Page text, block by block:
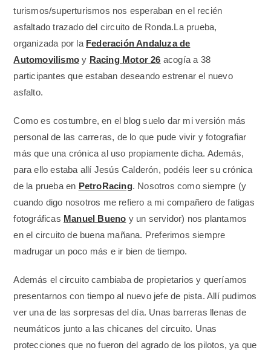
turismos/superturismos nos esperaban en el recién
asfaltado trazado del circuito de Ronda.La prueba,
organizada por la Federación Andaluza de
Automovilismo y Racing Motor 26 acogía a 38
participantes que estaban deseando estrenar el nuevo
asfalto.
Como es costumbre, en el blog suelo dar mi versión más
personal de las carreras, de lo que pude vivir y fotografiar
más que una crónica al uso propiamente dicha. Además,
para ello estaba allí Jesús Calderón, podéis leer su crónica
de la prueba en PetroRacing. Nosotros como siempre (y
cuando digo nosotros me refiero a mi compañero de fatigas
fotográficas Manuel Bueno y un servidor) nos plantamos
en el circuito de buena mañana. Preferimos siempre
madrugar un poco más e ir bien de tiempo.
Además el circuito cambiaba de propietarios y queríamos
presentarnos con tiempo al nuevo jefe de pista. Allí pudimos
ver una de las sorpresas del día. Unas barreras llenas de
neumáticos junto a las chicanes del circuito. Unas
protecciones que no fueron del agrado de los pilotos, ya que